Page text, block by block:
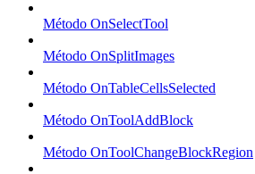
Método OnSelectTool
Método OnSplitImages
Método OnTableCellsSelected
Método OnToolAddBlock
Método OnToolChangeBlockRegion